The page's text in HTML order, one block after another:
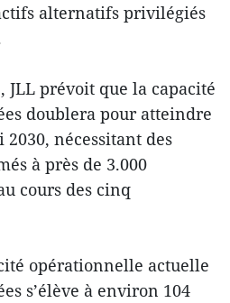
alternatifs privilégiés
JLL prévoit que la capacité
doublera pour atteindre
2030, nécessitant des
à près de 3.000
cours des cinq
opérationnelle actuelle
s’élève à environ 104